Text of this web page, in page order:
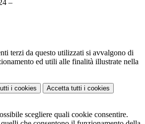
–
terzi da questo utilizzati si avvalgono di
ed utili alle finalità illustrate nella
i cookies Accetta tutti i cookies
scegliere quali cookie consentire.